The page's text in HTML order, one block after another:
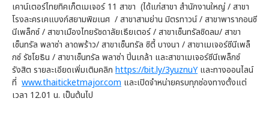
เคาน์เตอร์ไทยทิคเก็ตเมเจอร์ 11 สาขา (ได้แก่สาขา สำนักงานใหญ่ / สาขา
โรงละครเคแบงก์สยามพิฆเนศ / สาขาสามย่าน มิตรทาวน์ / สาขาพารากอนซี
นีเพล็กซ์ / สาขาเมืองไทยรัชดาลัยเธียเตอร์ / สาขาเซ็นทรัลชิดลม/ สาขา
เซ็นทรัล พลาซ่า ลาดพร้าว/ สาขาเซ็นทรัล ซิตี้ บางนา / สาขาเมเจอร์ซีนีเพล็
กซ์ รัชโยธิน / สาขาเซ็นทรัล พลาซ่า ปิ่นเกล้า และสาขาเมเจอร์ซีนีเพล็กซ์
รังสิต รายละเอียดเพิ่มเติมคลิก https://bit.ly/3yuznuYและทางออนไลน์
ที่ www.thaiticketmajor.com และเปิดจำหน่ายครบทุกช่องทางตั้งแต่
เวลา 12.01 น. เป็นต้นไป